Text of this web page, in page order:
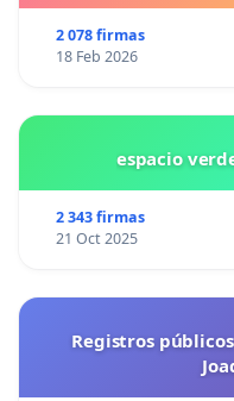
2 078 firmas
18 Feb 2026
espacio
2 343 firmas
21 Oct 2025
Registros